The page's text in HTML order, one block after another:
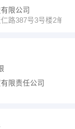
限公司
路387号3号楼2单元
限责任公司